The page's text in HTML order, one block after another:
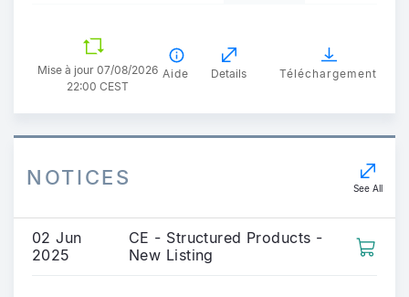
Mise à jour 07/08/2026
22:00 CEST
Aide Details Téléchargement
NOTICES See All
02 Jun
2025
CE - Structured Products -
New Listing